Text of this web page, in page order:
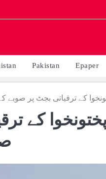
Pakistan Epaper
کے ترقیاتی بجٹ پر